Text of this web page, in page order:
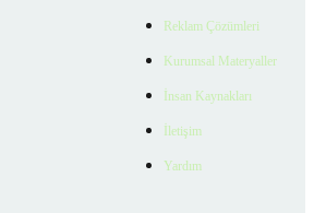
Reklam Çözümleri
Kurumsal Materyaller
İnsan Kaynakları
İletişim
Yardım